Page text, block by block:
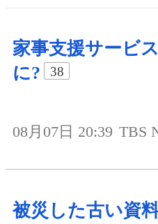
家事支援サービ
に?
38
08月07日 20:39 TBS
被災した古い資